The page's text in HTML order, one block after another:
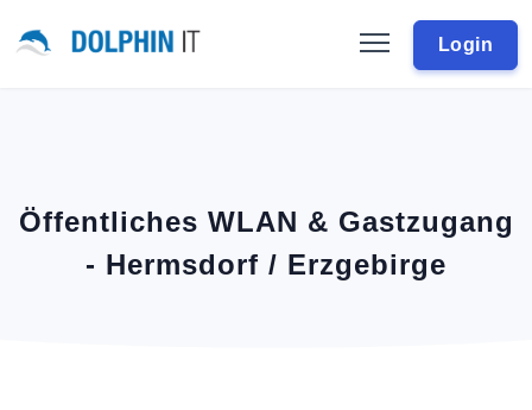
Login
Öffentliches WLAN & Gastzugang
- Hermsdorf / Erzgebirge